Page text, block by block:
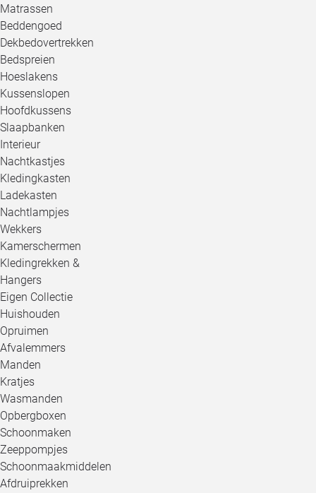
Matrassen
Beddengoed
Dekbedovertrekken
Bedspreien
Hoeslakens
Kussenslopen
Hoofdkussens
Slaapbanken
Interieur
Nachtkastjes
Kledingkasten
Ladekasten
Nachtlampjes
Wekkers
Kamerschermen
Kledingrekken &
Hangers
Eigen Collectie
Huishouden
Opruimen
Afvalemmers
Manden
Kratjes
Wasmanden
Opbergboxen
Schoonmaken
Zeeppompjes
Schoonmaakmiddelen
Afdruiprekken